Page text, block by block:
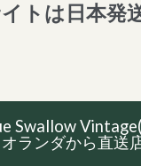
トは日本発
Swallow
オランダから直送